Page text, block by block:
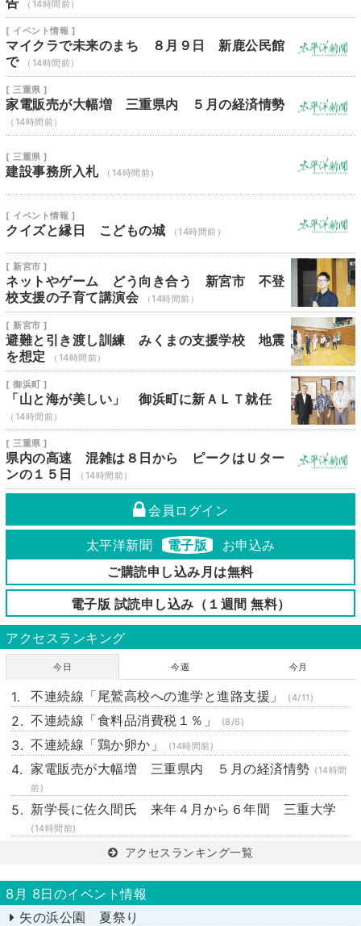
（14時間前）
[ イベント情報 ]
マイクラで未来のまち ８月９日 新鹿公民館
で
（14時間前）
[ 三重県 ]
家電販売が大幅増 三重県内 ５月の経済情勢
（14時間前）
[ 三重県 ]
建設事務所入札 （14時間前）
[ イベント情報 ]
クイズと縁日 こどもの城 （14時間前）
[ 新宮市 ]
ネットやゲーム どう向き合う 新宮市 不登
校支援の子育て講演会
（14時間前）
[ 新宮市 ]
避難と引き渡し訓練 みくまの支援学校 地震
を想定
（14時間前）
[ 御浜町 ]
「山と海が美しい」 御浜町に新ＡＬＴ就任
（14時間前）
[ 三重県 ]
県内の高速 混雑は８日から ピークはＵター
ンの１５日
（14時間前）
会員ログイン
太平洋新聞 電子版
お申込み
ご購読申し込み月は無料
電子版 試読申し込み（１週間 無料）
アクセスランキング
今日 今週 今月
不連続線「尾鷲高校への進学と進路支援」 (4/11)
不連続線「食料品消費税１％」 (8/6)
不連続線「鶏か卵か」 (14時間前)
家電販売が大幅増 三重県内 ５月の経済情勢 (14時間
前)
新学長に佐久間氏 来年４月から６年間 三重大学
(14時間前)
アクセスランキング一覧
8月 8日のイベント情報
矢の浜公園 夏祭り